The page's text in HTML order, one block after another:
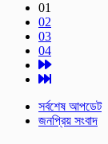
01
02
03
04
সর্বশেষ আপডেট
জনপ্রিয় সংবাদ